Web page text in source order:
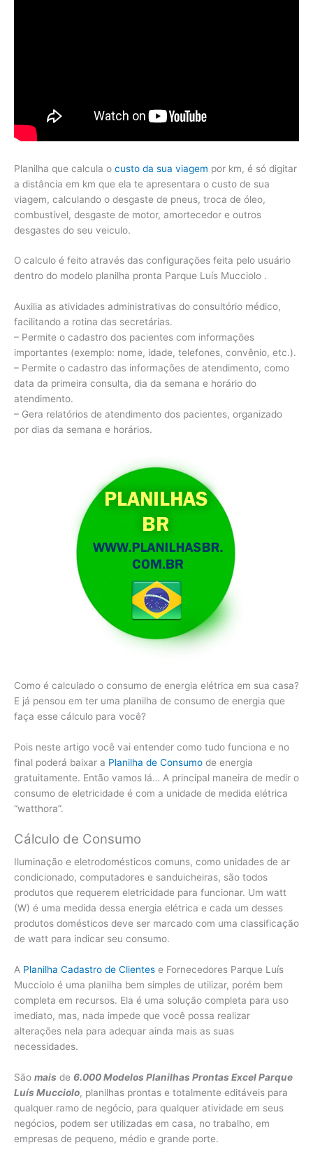
Planilha que calcula o custo da sua viagem por km, é só digitar
a distância em km que ela te apresentara o custo de sua
viagem, calculando o desgaste de pneus, troca de óleo,
combustível, desgaste de motor, amortecedor e outros
desgastes do seu veiculo.
O calculo é feito através das configurações feita pelo usuário
dentro do modelo planilha pronta Parque Luís Mucciolo .
Auxilia as atividades administrativas do consultório médico,
facilitando a rotina das secretárias.
– Permite o cadastro dos pacientes com informações
importantes (exemplo: nome, idade, telefones, convênio, etc.).
– Permite o cadastro das informações de atendimento, como
data da primeira consulta, dia da semana e horário do
atendimento.
– Gera relatórios de atendimento dos pacientes, organizado
por dias da semana e horários.
Como é calculado o consumo de energia elétrica em sua casa?
E já pensou em ter uma planilha de consumo de energia que
faça esse cálculo para você?
Pois neste artigo você vai entender como tudo funciona e no
final poderá baixar a Planilha de Consumo de energia
gratuitamente. Então vamos lá… A principal maneira de medir o
consumo de eletricidade é com a unidade de medida elétrica
“watthora”.
Cálculo de Consumo
Iluminação e eletrodomésticos comuns, como unidades de ar
condicionado, computadores e sanduicheiras, são todos
produtos que requerem eletricidade para funcionar. Um watt
(W) é uma medida dessa energia elétrica e cada um desses
produtos domésticos deve ser marcado com uma classificação
de watt para indicar seu consumo.
A Planilha Cadastro de Clientes e Fornecedores Parque Luís
Mucciolo é uma planilha bem simples de utilizar, porém bem
completa em recursos. Ela é uma solução completa para uso
imediato, mas, nada impede que você possa realizar
alterações nela para adequar ainda mais as suas
necessidades.
São mais de 6.000 Modelos Planilhas Prontas Excel Parque
Luís Mucciolo, planilhas prontas e totalmente editáveis para
qualquer ramo de negócio, para qualquer atividade em seus
negócios, podem ser utilizadas em casa, no trabalho, em
empresas de pequeno, médio e grande porte.